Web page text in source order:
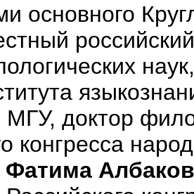
основного
доктор
конгресса
Фатима